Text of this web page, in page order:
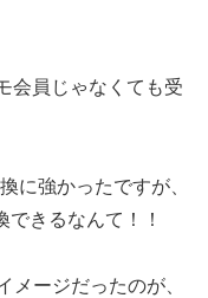
会員じゃなくても受
に強かったですが、
きるなんて！！
メージだったのが、